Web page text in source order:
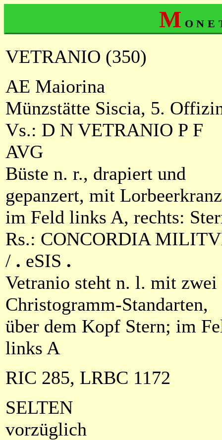
M
VETRANIO (350)
AE Maiorina
Münzstätte Siscia, 5.
Vs.: D N VETRANIO P F
AVG
Büste n. r., drapiert und
gepanzert, mit
im Feld links A, rechts:
Rs.: CONCORDIA
/ . eSIS .
Vetranio steht n. l. mit zwei
Christogramm-Standarten,
über dem Kopf Stern; im
links A
RIC 285, LRBC 1172
SELTEN
vorzüglich